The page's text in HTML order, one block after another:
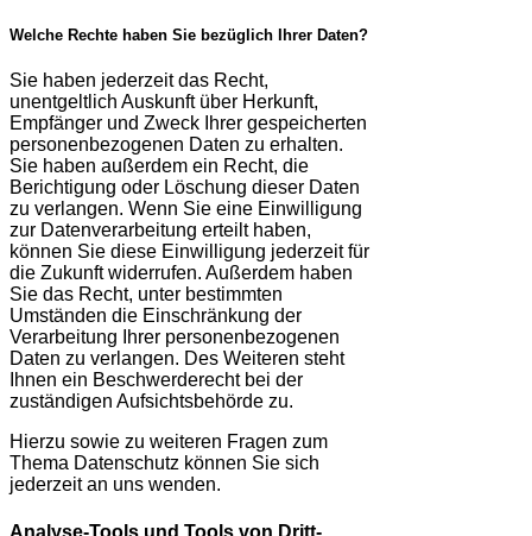
Welche Rechte haben Sie bezüglich Ihrer Daten?
Sie haben jederzeit das Recht,
unentgeltlich Auskunft über Herkunft,
Empfänger und Zweck Ihrer gespeicherten
personenbezogenen Daten zu erhalten.
Sie haben außerdem ein Recht, die
Berichtigung oder Löschung dieser Daten
zu verlangen. Wenn Sie eine Einwilligung
zur Datenverarbeitung erteilt haben,
können Sie diese Einwilligung jederzeit für
die Zukunft widerrufen. Außerdem haben
Sie das Recht, unter bestimmten
Umständen die Einschränkung der
Verarbeitung Ihrer personenbezogenen
Daten zu verlangen. Des Weiteren steht
Ihnen ein Beschwerderecht bei der
zuständigen Aufsichtsbehörde zu.
Hierzu sowie zu weiteren Fragen zum
Thema Datenschutz können Sie sich
jederzeit an uns wenden.
Analyse-Tools und Tools von Dritt­